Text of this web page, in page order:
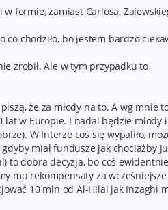
formie, zamiast Carlosa,
chodziło, bo jestem bardzo
zrobił. Ale w tym przypadku to
że za młody na to. A wg mnie
lat w Europie. I nadal będzie młody i
W Interze coś się wypaliło,
miał fundusze jak chociażby
to dobra decyzja, bo coś
mu rekompensaty za wcześniejsze
10 mln od Al-Hilal jak Inzaghi